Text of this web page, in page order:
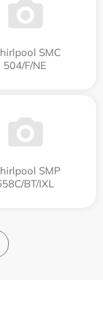
SMC
504/F/NE
SMP
BT/IXL